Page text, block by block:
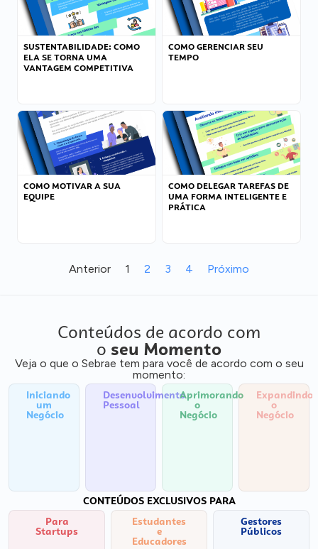
SUSTENTABILIDADE: COMO
ELA SE TORNA UMA
VANTAGEM COMPETITIVA
COMO GERENCIAR SEU
TEMPO
COMO MOTIVAR A SUA
EQUIPE
COMO DELEGAR TAREFAS DE
UMA FORMA INTELIGENTE E
PRÁTICA
Anterior 1 2 3 4 Próximo
Conteúdos de acordo com
o seu Momento
Veja o que o Sebrae tem para você de acordo com o seu
momento:
Iniciando
um
Negócio
Desenvolvimento
Pessoal
Aprimorando
o
Negócio
Expandindo
o
Negócio
CONTEÚDOS EXCLUSIVOS PARA
Para
Startups
Estudantes
e
Educadores
Gestores
Públicos